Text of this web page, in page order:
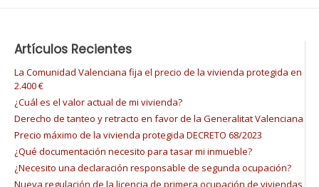
Artículos Recientes
La Comunidad Valenciana fija el precio de la vivienda protegida en
2.400 €
¿Cuál es el valor actual de mi vivienda?
Derecho de tanteo y retracto en favor de la Generalitat Valenciana
Precio máximo de la vivienda protegida DECRETO 68/2023
¿Qué documentación necesito para tasar mi inmueble?
¿Necesito una declaración responsable de segunda ocupación?
Nueva regulación de la licencia de primera ocupación de viviendas